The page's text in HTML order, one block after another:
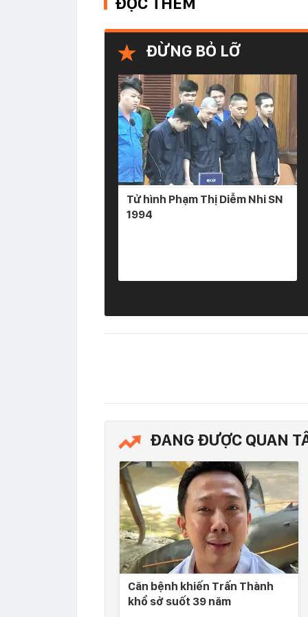
ĐỪNG BỎ LỠ
Tử hình Phạm Thị Diễm Nhi SN
1994
ĐANG ĐƯỢC QUAN
Căn bệnh khiến Trấn Thành
khổ sở suốt 39 năm